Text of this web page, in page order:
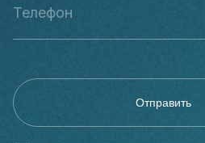
Отправить